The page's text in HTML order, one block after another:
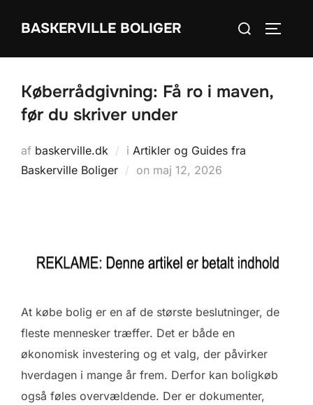
BASKERVILLE BOLIGER
Søg
Køberrådgivning: Få ro i maven,
før du skriver under
af baskerville.dk i Artikler og Guides fra
Baskerville Boliger
on Udgivet
maj 12, 2026
At købe bolig er en af de største beslutninger, de
fleste mennesker træffer. Det er både en
økonomisk investering og et valg, der påvirker
hverdagen i mange år frem. Derfor kan boligkøb
også føles overvældende. Der er dokumenter,